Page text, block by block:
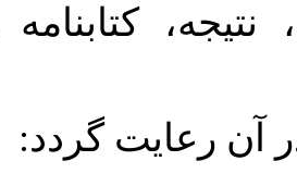
آن رعايت گردد: